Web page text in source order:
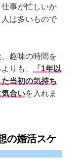
事が忙しいか
は多いもので
趣味の時間を
りも、
「1年以
当初の気持ち
合いを入れま
の婚活スケ